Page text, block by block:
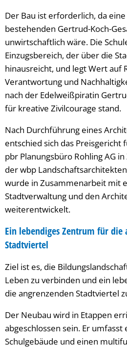
Der Bau ist erforderlich, da
bestehenden Gertrud-Koch-
unwirtschaftlich wäre. Die
Einzugsbereich, der über die
hinausreicht, und legt Wert auf
Verantwortung und
nach der Edelweißpiratin
für kreative Zivilcourage stand.
Nach Durchführung eines
entschied sich das
pbr Planungsbüro Rohling AG
der wbp
wurde in Zusammenarbeit mit
Stadtverwaltung und den
weiterentwickelt.
Ein lebendiges Zentrum für die
Stadtviertel
Ziel ist es, die
Leben zu verbinden und ein
die angrenzenden Stadtviertel
Der Neubau wird in Etappen
abgeschlossen sein. Er umfasst
Schulgebäude und einen